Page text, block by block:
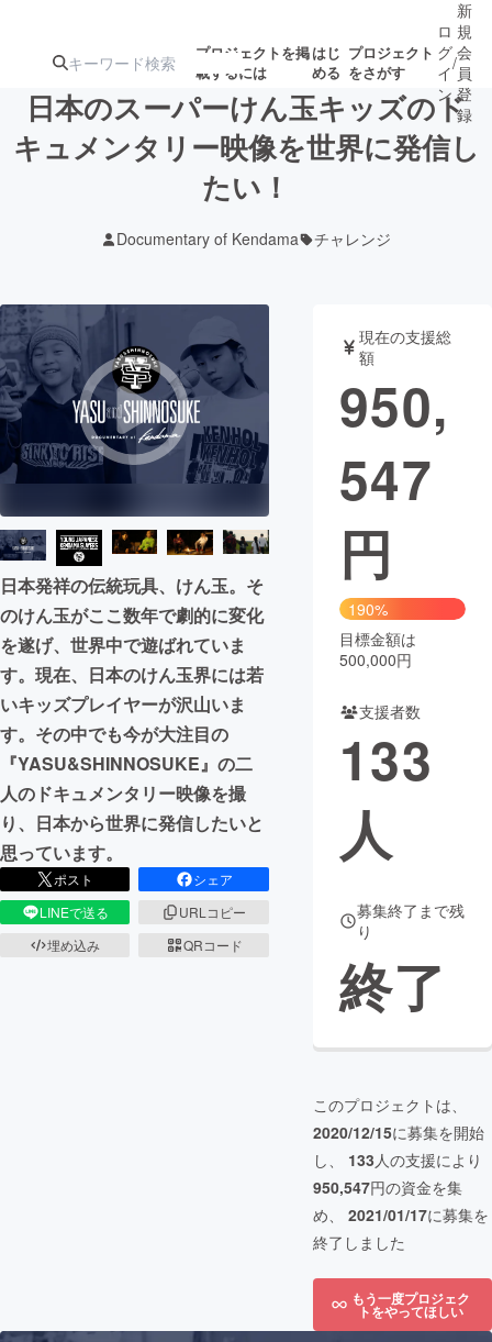
プロジェクトを掲
載するには
はじ
める
プロジェクト
をさがす
注目の新着プロ 募集終了が近いプ
テクノロジー・ガジェット
映像・映画 書籍・雑誌
ビジネス・起業 チャレンジ
まちづくり・地域活性化
CAMPFIRE for Social Good
CAMPFIRE Creation
CAMPFIREふるさと納税
コミュニティ
ロ
グ
イ
ン
/
新
規
会
員
登
録
日本のスーパーけん玉キッズのド
キュメンタリー映像を世界に発信し
たい！
Documentary of Kendama チャレンジ
日本発祥の伝統玩具、けん玉。そ
のけん玉がここ数年で劇的に変化
を遂げ、世界中で遊ばれていま
す。現在、日本のけん玉界には若
いキッズプレイヤーが沢山いま
す。その中でも今が大注目の
『YASU&SHINNOSUKE』の二
人のドキュメンタリー映像を撮
り、日本から世界に発信したいと
思っています。
ポスト
シェア
LINEで送る
URLコピー
埋め込み
QRコード
現在の支援総
額
950,
547
円
190%
目標金額は
500,000円
支援者数
133
人
募集終了まで残
り
終了
このプロジェクトは、
2020/12/15に募集を開始
し、 133人の支援により
950,547円の資金を集
め、 2021/01/17に募集を
終了しました
もう一度プロジェク
トをやってほしい